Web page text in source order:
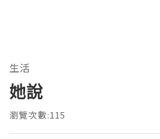
生活
她說
瀏覽次數:115